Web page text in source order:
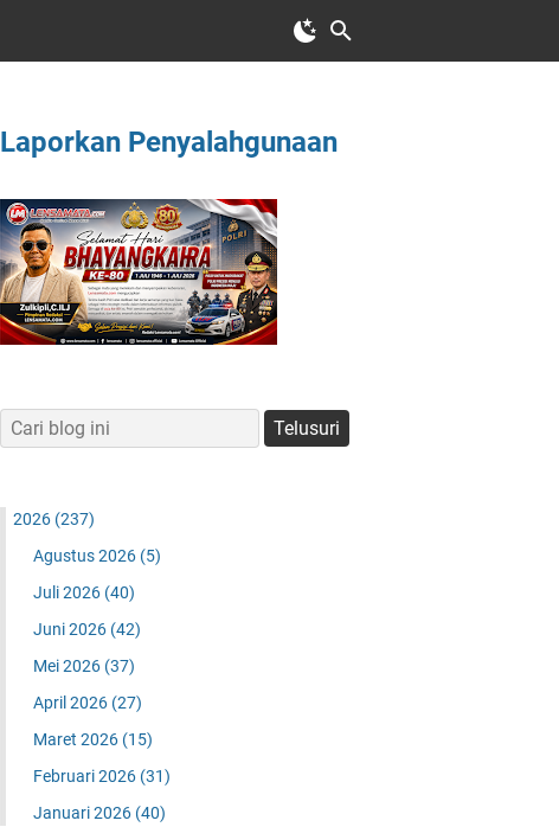
Laporkan Penyalahgunaan
2026 (237)
Agustus 2026 (5)
Juli 2026 (40)
Juni 2026 (42)
Mei 2026 (37)
April 2026 (27)
Maret 2026 (15)
Februari 2026 (31)
Januari 2026 (40)